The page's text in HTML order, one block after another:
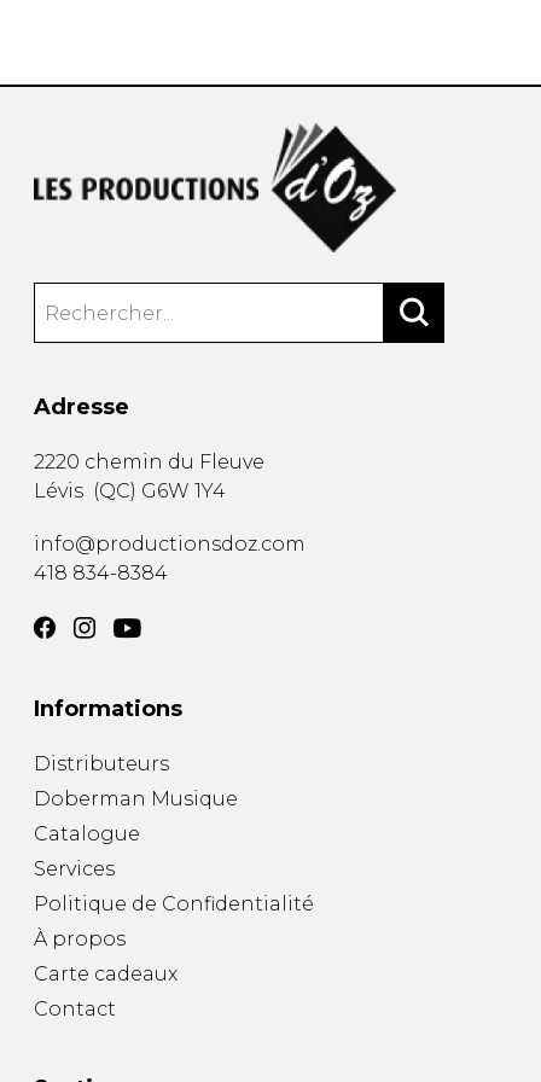
Adresse
2220 chemin du Fleuve
Lévis (QC) G6W 1Y4
info@productionsdoz.com
418 834-8384
Informations
Distributeurs
Doberman Musique
Catalogue
Services
Politique de Confidentialité
À propos
Carte cadeaux
Contact